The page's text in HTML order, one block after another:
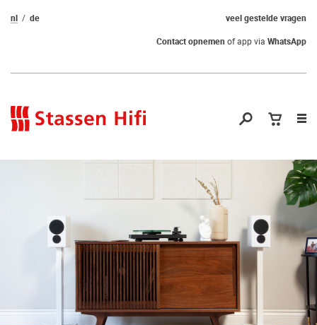
veel gestelde vragen
nl
de
Contact opnemenof app via WhatsApp